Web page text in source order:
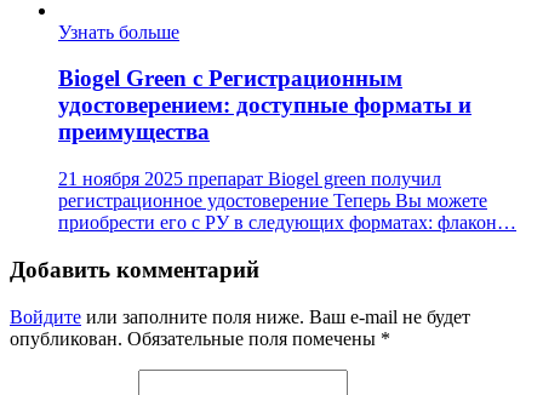
Узнать больше
Biogel Green с Регистрационным
удостоверением: доступные форматы и
преимущества
21 ноября 2025 препарат Biogel green получил
регистрационное удостоверение Теперь Вы можете
приобрести его с РУ в следующих форматах: флакон…
Добавить комментарий
Войдите или заполните поля ниже. Ваш e-mail не будет
опубликован. Обязательные поля помечены *